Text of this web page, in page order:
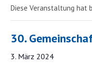
Diese Veranstaltung hat
30.
3. März 2024